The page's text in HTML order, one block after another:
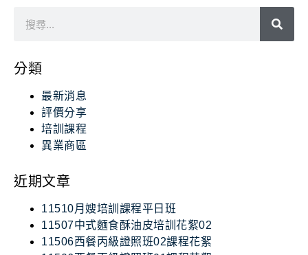
分類
最新消息
評價分享
培訓課程
異業商區
近期文章
11510月嫂培訓課程平日班
11507中式麵食酥油皮培訓花絮02
11506西餐丙級證照班02課程花絮